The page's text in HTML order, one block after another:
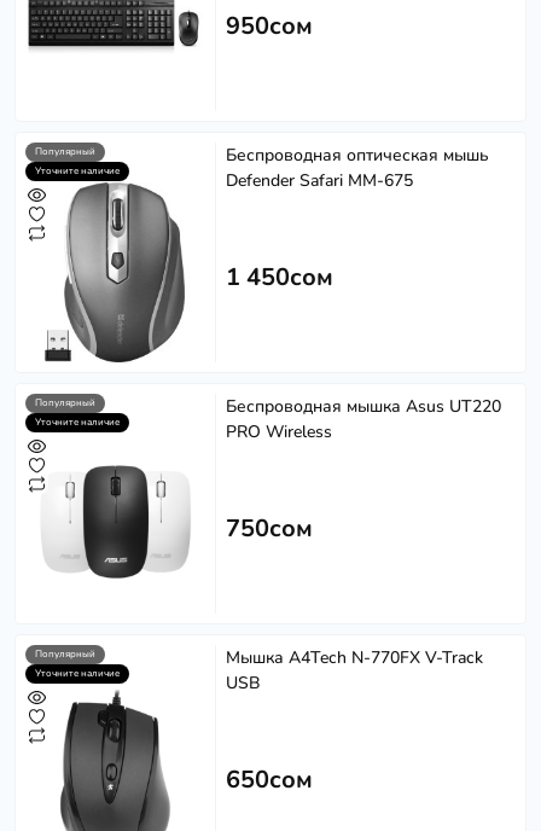
950сом
Популярный
Уточните наличие
Беспроводная оптическая мышь
Defender Safari MM-675
1 450сом
Популярный
Уточните наличие
Беспроводная мышка Asus UT220
PRO Wireless
750сом
Популярный
Уточните наличие
Мышка A4Tech N-770FX V-Track
USB
650сом